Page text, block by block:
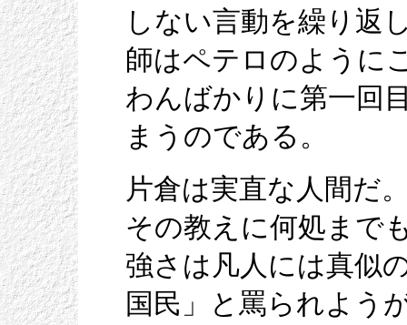
しない言動を繰り返
師はペテロのように
わんばかりに第一回
まうのである。
片倉は実直な人間だ
その教えに何処まで
強さは凡人には真似
国民」と罵られよう